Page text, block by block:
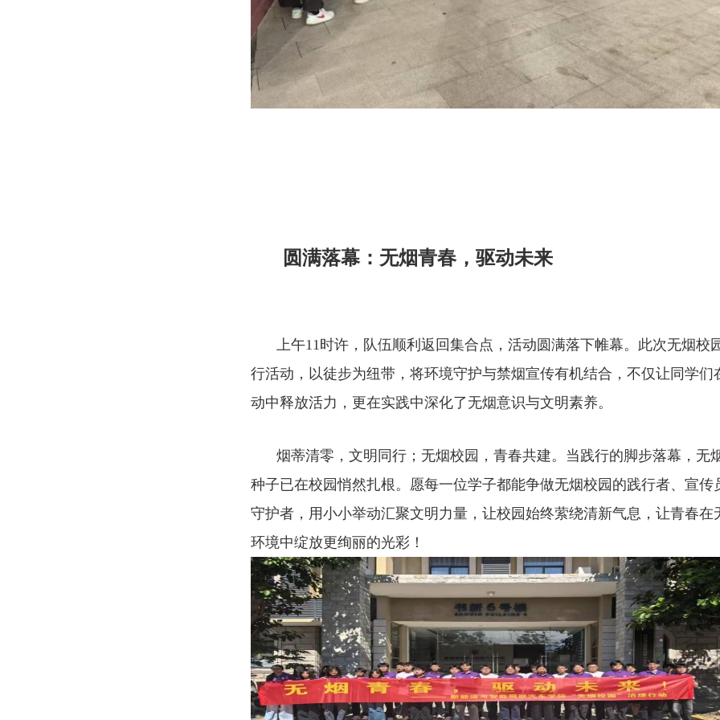
圆满落幕：无烟青春，驱动未来
上午11时许，队伍顺利返回集合点，活动圆满落下帷幕。此次无烟校
行活动，以徒步为纽带，将环境守护与禁烟宣传有机结合，不仅让同学们
动中释放活力，更在实践中深化了无烟意识与文明素养。
烟蒂清零，文明同行；无烟校园，青春共建。当践行的脚步落幕，无
种子已在校园悄然扎根。愿每一位学子都能争做无烟校园的践行者、宣传
守护者，用小小举动汇聚文明力量，让校园始终萦绕清新气息，让青春在
环境中绽放更绚丽的光彩！